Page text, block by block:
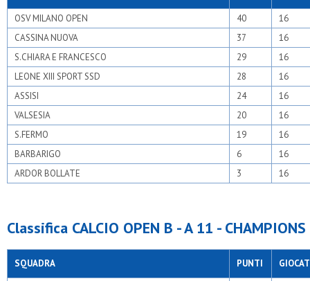
OSV MILANO OPEN 40
16
CASSINA NUOVA
37
16
S.CHIARA E FRANCESCO
29
16
LEONE XIII SPORT SSD
28
16
ASSISI
24
16
VALSESIA
20
16
S.FERMO
19
16
BARBARIGO
6
16
ARDOR BOLLATE
3 16
Classifica CALCIO OPEN B - A 11 -
SQUADRA PUNTI